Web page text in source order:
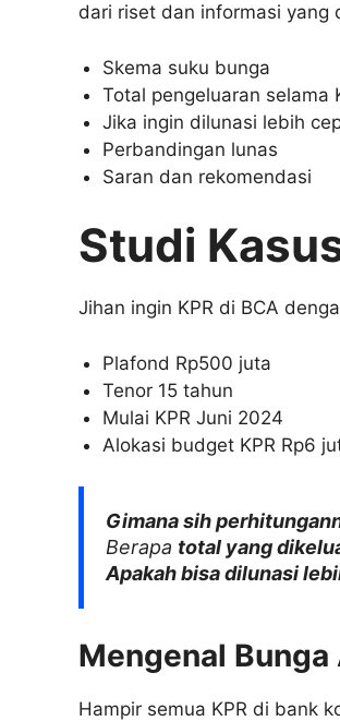
dari riset dan informasi yang
Skema suku bunga
Total pengeluaran selama
Jika ingin dilunasi lebih
Perbandingan lunas
Saran dan rekomendasi
Studi
Jihan ingin KPR di BCA
Plafond Rp500 juta
Tenor 15 tahun
Mulai KPR Juni 2024
Alokasi budget KPR Rp6
Gimana sih
Berapa total yang
Apakah bisa dilunasi
Mengenal
Hampir semua KPR di bank